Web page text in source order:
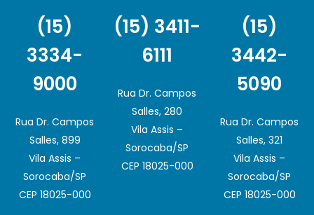
(15)
3334-
9000
Rua Dr. Campos
Salles, 899
Vila Assis –
Sorocaba/SP
CEP 18025-000
(15) 3411-
6111
Rua Dr. Campos
Salles, 280
Vila Assis –
Sorocaba/SP
CEP 18025-000
(15)
3442-
5090
Rua Dr. Campos
Salles, 321
Vila Assis –
Sorocaba/SP
CEP 18025-000